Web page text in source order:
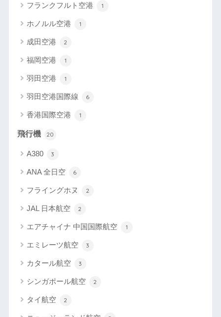
フランクフルト空港 1
ホノルル空港 1
成田空港 2
福岡空港 1
羽田空港 1
羽田空港国際線 6
香港国際空港 1
飛行機 20
A380 3
ANA 全日空 6
フライングホヌ 2
JAL 日本航空 2
エアチャイナ 中国国際航空 1
エミレーツ航空 3
カタール航空 3
シンガポール航空 2
タイ航空 2